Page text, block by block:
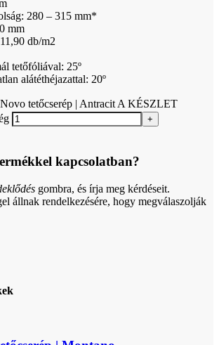
280 – 315 mm*
mm
db/m2
tetőfóliával: 25º
alátéthéjazattal: 20º
tetőcserép | Antracit A KÉSZLET
kapcsolatban?
gombra, és írja meg kérdéseit.
állnak rendelkezésére, hogy megválaszolják